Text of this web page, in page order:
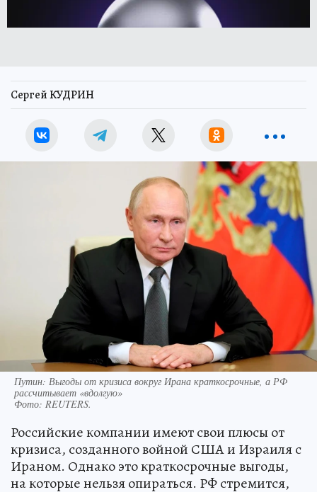
Сергей КУДРИН
Путин: Выгоды от кризиса вокруг Ирана краткосрочные, а РФ
рассчитывает «вдолгую»
Фото: REUTERS.
Российские компании имеют свои плюсы от
кризиса, созданного войной США и Израиля с
Ираном. Однако это краткосрочные выгоды,
на которые нельзя опираться. РФ стремится,